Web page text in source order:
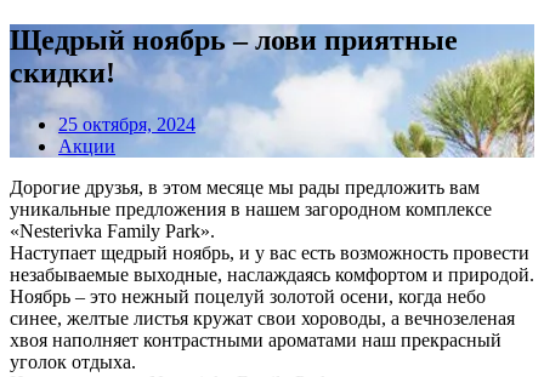
Щедрый ноябрь – лови приятные
скидки!
25 октября, 2024
Акции
Дорогие друзья, в этом месяце мы рады предложить вам
уникальные предложения в нашем загородном комплексе
«Nesterivka Family Park».
Наступает щедрый ноябрь, и у вас есть возможность провести
незабываемые выходные, наслаждаясь комфортом и природой.
Ноябрь – это нежный поцелуй золотой осени, когда небо
синее, желтые листья кружат свои хороводы, а вечнозеленая
хвоя наполняет контрастными ароматами наш прекрасный
уголок отдыха.